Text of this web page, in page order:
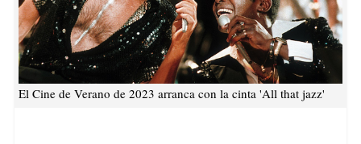
El Cine de Verano de 2023 arranca con la cinta 'All that jazz'